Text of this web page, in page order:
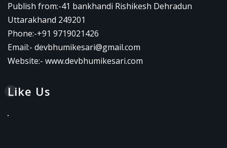
Publish from:-41 bankhandi Rishikesh Dehradun
Uttarakhand 249201
Phone:-+91 9719021426
Email:- devbhumikesari@gmail.com
Website:- www.devbhumikesari.com
Like Us